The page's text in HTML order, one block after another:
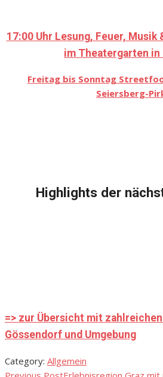
17:00 Uhr Lesung, Feuer,
im Theatergarten in
Freitag bis Sonntag
Seiersberg-
Highlights der
=> zur Übersicht mit
Gössendorf und Umgebung
Category: Allgemein